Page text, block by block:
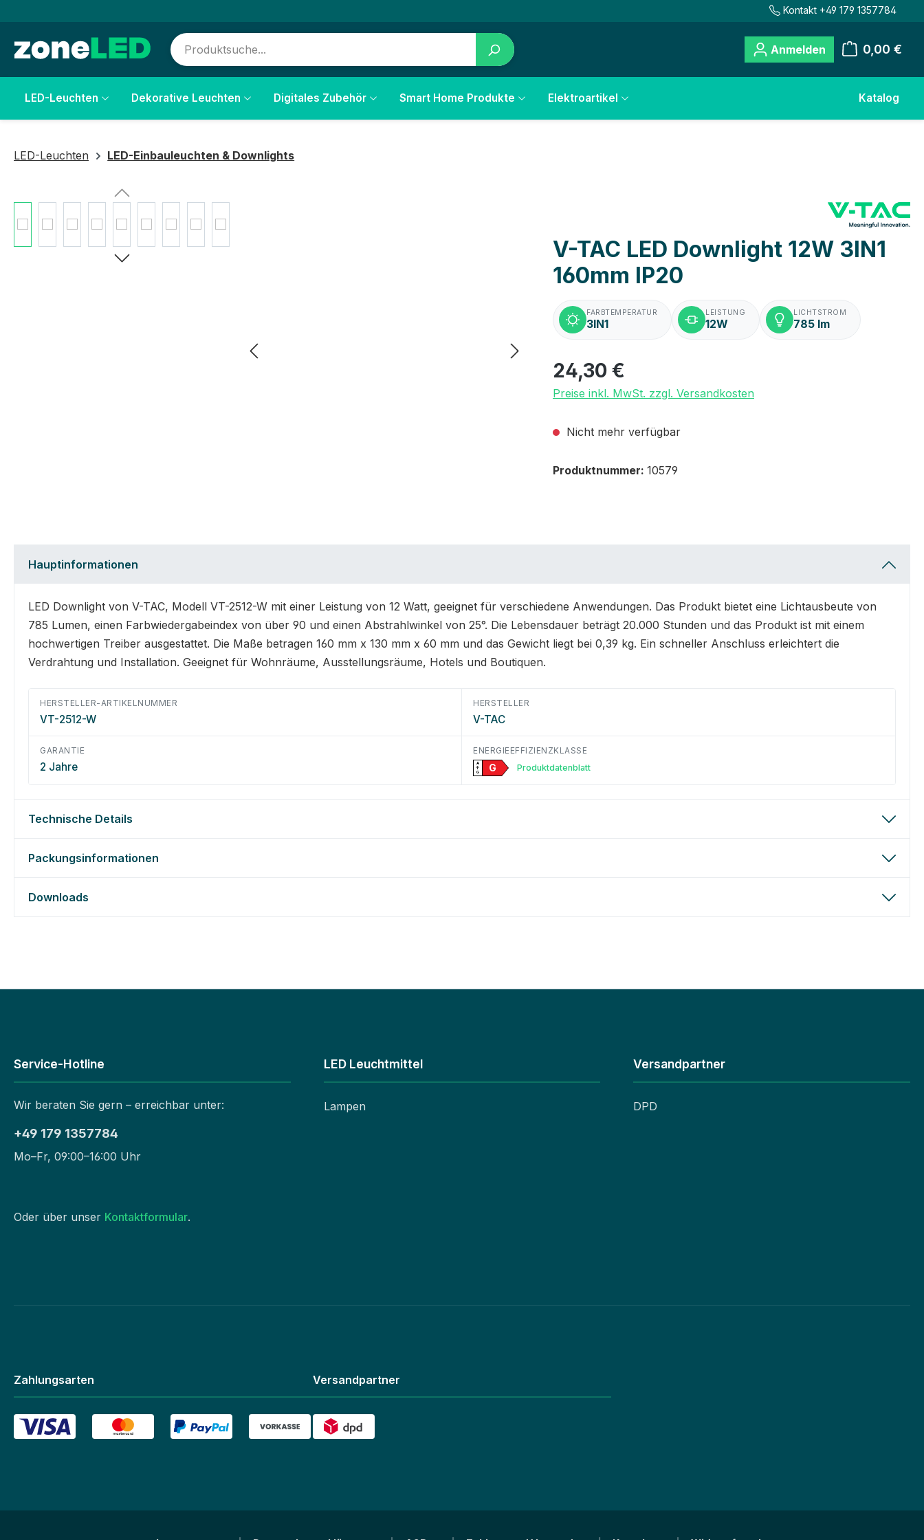
Kontakt +49 179 1357784
Anmelden 0,00 €
LED-Leuchten Dekorative Leuchten Digitales Zubehör Smart Home Produkte Elektroartikel Katalog
LED-Leuchten LED-Einbauleuchten & Downlights
V-TAC LED Downlight 12W 3IN1
160mm IP20
FARBTEMPERATUR
3IN1
LEISTUNG
12W
LICHTSTROM
785 lm
24,30 €
Preise inkl. MwSt. zzgl. Versandkosten
Nicht mehr verfügbar
Produktnummer: 10579
Hauptinformationen
LED Downlight von V-TAC, Modell VT-2512-W mit einer Leistung von 12 Watt, geeignet für verschiedene Anwendungen. Das Produkt bietet eine Lichtausbeute von
785 Lumen, einen Farbwiedergabeindex von über 90 und einen Abstrahlwinkel von 25°. Die Lebensdauer beträgt 20.000 Stunden und das Produkt ist mit einem
hochwertigen Treiber ausgestattet. Die Maße betragen 160 mm x 130 mm x 60 mm und das Gewicht liegt bei 0,39 kg. Ein schneller Anschluss erleichtert die
Verdrahtung und Installation. Geeignet für Wohnräume, Ausstellungsräume, Hotels und Boutiquen.
HERSTELLER-ARTIKELNUMMER
VT-2512-W
HERSTELLER
V-TAC
GARANTIE
2 Jahre
ENERGIEEFFIZIENZKLASSE
A
↑
G G Produktdatenblatt
Technische Details
Packungsinformationen
Downloads
Service-Hotline
Wir beraten Sie gern – erreichbar unter:
+49 179 1357784
Mo–Fr, 09:00–16:00 Uhr
Oder über unser Kontaktformular.
LED Leuchtmittel
Lampen
Versandpartner
DPD
Zahlungsarten Versandpartner